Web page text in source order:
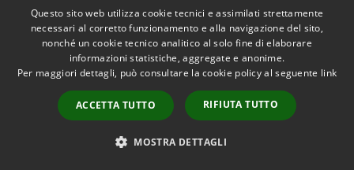
Contatta il comune
Leggi le domande frequenti
Richiedi Assistenza
Questo sito web utilizza cookie tecnici e assimilati strettamente
necessari al corretto funzionamento e alla navigazione del sito,
nonché un cookie tecnico analitico al solo fine di elaborare
informazioni statistiche, aggregate e anonime.
Per maggiori dettagli, può consultare la cookie policy al seguente link
ACCETTA TUTTO RIFIUTA TUTTO
MOSTRA DETTAGLI